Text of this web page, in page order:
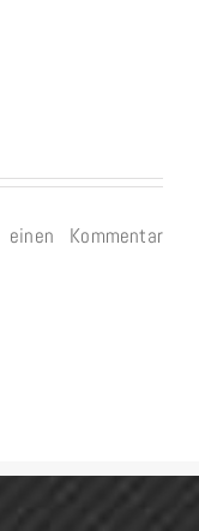
Kommentar